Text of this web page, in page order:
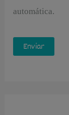
automática.